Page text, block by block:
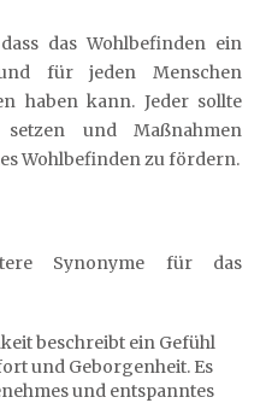
das Wohlbefinden ein
für jeden Menschen
haben kann. Jeder sollte
und Maßnahmen
Wohlbefinden zu fördern.
Synonyme für das
beschreibt ein Gefühl
und Geborgenheit. Es
und entspanntes